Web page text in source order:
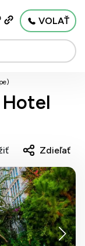
VOLAŤ
Zdieľať